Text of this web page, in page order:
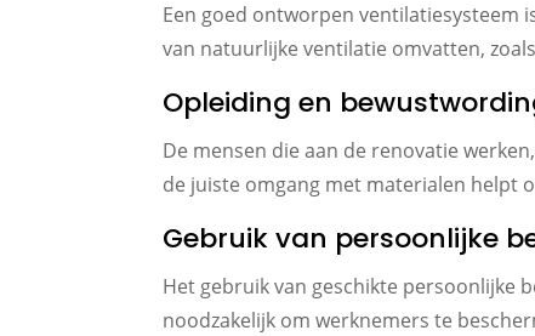
Een goed ontworpen ventilatiesysteem
van natuurlijke ventilatie omvatten,
Opleiding en
De mensen die aan de renovatie
de juiste omgang met materialen helpt
Gebruik van persoonlijke
Het gebruik van geschikte persoonlijke
noodzakelijk om werknemers te